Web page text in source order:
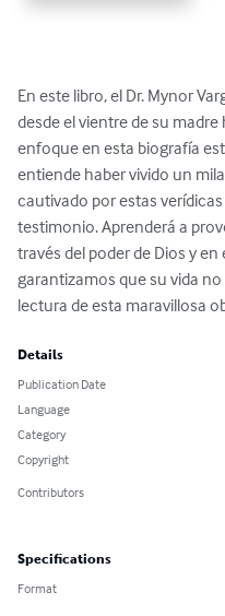
En este libro, el Dr. Mynor
desde el vientre de su
enfoque en esta biografía
entiende haber vivido un
cautivado por estas
testimonio. Aprenderá a
través del poder de Dios y en
garantizamos que su vida
lectura de esta maravillosa
Details
Publication Date
Language
Category
Copyright
Contributors
Specifications
Format